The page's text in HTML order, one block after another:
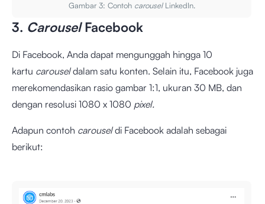
Gambar 3: Contoh carousel LinkedIn.
3. CarouselFacebook
Di Facebook, Anda dapat mengunggah hingga 10
kartu carouseldalam satu konten. Selain itu, Facebook juga
merekomendasikan rasio gambar 1:1, ukuran 30 MB, dan
dengan resolusi 1080 x 1080 pixel.
Adapun contoh carouseldi Facebook adalah sebagai
berikut: